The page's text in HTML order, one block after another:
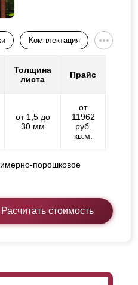
Комплектация
Толщина
листа
Прайс
от 1,5 до
30 мм
от
11962
руб.
кв.м.
порошковое
Расчитать стоимость